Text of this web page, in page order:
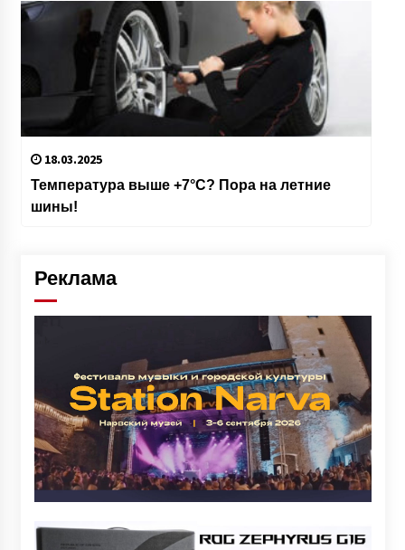
18.03.2025
Температура выше +7°C? Пора на летние
шины!
Реклама